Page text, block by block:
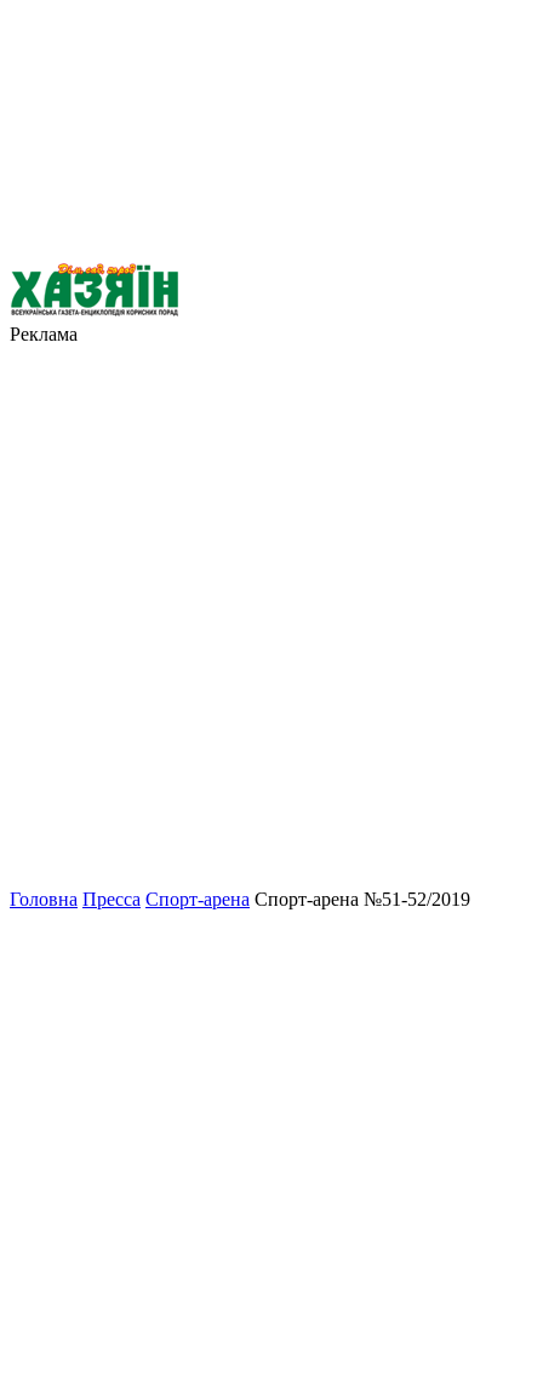
Реклама
Головна Пресса Спорт-арена Спорт-арена №51-52/2019